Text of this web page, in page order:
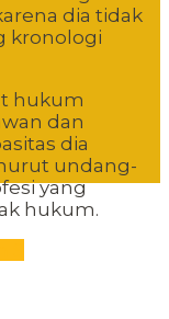
dia tidak
kronologi
hukum
dan
dia
undang-
yang
hukum.